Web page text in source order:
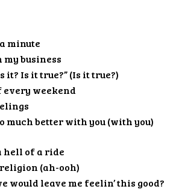
minute
business
it? Is it true?” (Is it true?)
every weekend
much better with you (with you)
hell of a ride
(ah-ooh)
would leave me feelin’ this good?